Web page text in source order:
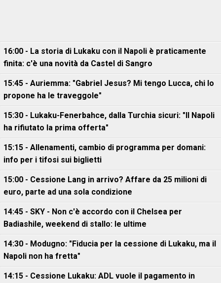
16:00 - La storia di Lukaku con il Napoli è praticamente
finita: c'è una novità da Castel di Sangro
15:45 - Auriemma: "Gabriel Jesus? Mi tengo Lucca, chi lo
propone ha le traveggole"
15:30 - Lukaku-Fenerbahce, dalla Turchia sicuri: "Il Napoli
ha rifiutato la prima offerta"
15:15 - Allenamenti, cambio di programma per domani:
info per i tifosi sui biglietti
15:00 - Cessione Lang in arrivo? Affare da 25 milioni di
euro, parte ad una sola condizione
14:45 - SKY - Non c'è accordo con il Chelsea per
Badiashile, weekend di stallo: le ultime
14:30 - Modugno: "Fiducia per la cessione di Lukaku, ma il
Napoli non ha fretta"
14:15 - Cessione Lukaku: ADL vuole il pagamento in